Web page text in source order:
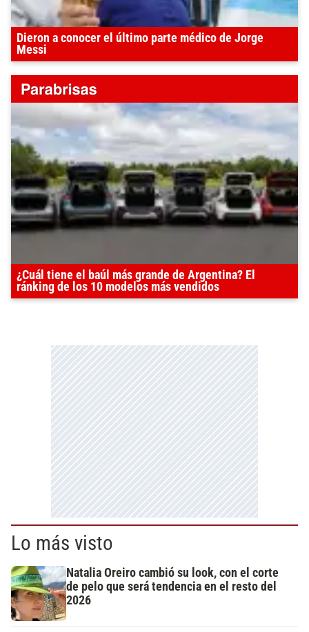
Dieron a conocer el último parte médico de Jorge
Messi
¿Cuál tiene el baúl más grande de Argentina? El
ránking de los 10 modelos más vendidos
Lo más visto
Natalia Oreiro cambió su look, con el corte
de pelo que será tendencia en el resto del
2026